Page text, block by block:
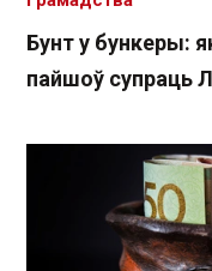
Бунт у бункеры:
пайшоў супраць